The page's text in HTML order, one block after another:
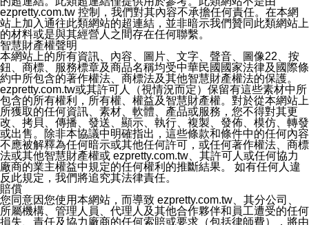
ezpretty.com.tw 控制，我們對其內容不承擔任何責任。在本網
站上加入通往此類網站的超連結，並非暗示我們贊同此類網站上
的材料或是與其經營人之間存在任何聯繫。
智慧財產權聲明
本網站上的所有資訊、內容、圖片、文字、聲音、圖像22、按
鈕、商標、服務標章及商品名稱均受中華民國國家法律及國際條
約中所包含的著作權法、商標法及其他智慧財產權法的保護。
ezpretty.com.tw或其許可人（視情況而定）保留有這些素材中所
包含的所有權利，所有權、權益及智慧財產權。對於從本網站上
所獲取的任何資訊、素材、軟體、產品或服務，您不得對其更
改、拷貝、傳播、發送、顯示、執行、複製、發佈、模仿、轉發
或出售。除非本協議中明確指出，這些條款和條件中的任何內容
不應被解釋為任何暗示或其他任何許可，或任何著作權法、商標
法或其他智慧財產權或 ezpretty.com.tw、其許可人或任何協力
廠商的業主權益中規定的任何權利的推斷結果。 如有任何人違
反此規定，我們將追究其法律責任。
賠償
您同意因您使用本網站，而導致 ezpretty.com.tw、其分公司、
所屬機構、管理人員、代理人及其他合作夥伴和員工遭受的任何
損失、責任及協力廠商的任何索賠或要求（包括律師費），將由